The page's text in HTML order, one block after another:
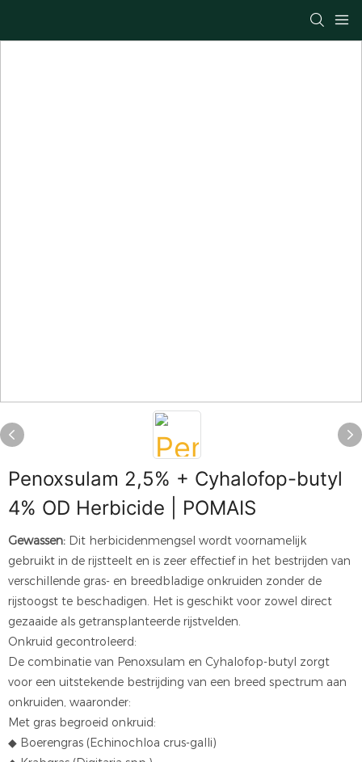
Penoxsulam 2,5% + Cyhalofop-butyl
4% OD Herbicide | POMAIS
Gewassen: Dit herbicidenmengsel wordt voornamelijk
gebruikt in de rijstteelt en is zeer effectief in het bestrijden van
verschillende gras- en breedbladige onkruiden zonder de
rijstoogst te beschadigen. Het is geschikt voor zowel direct
gezaaide als getransplanteerde rijstvelden.
Onkruid gecontroleerd:
De combinatie van Penoxsulam en Cyhalofop-butyl zorgt
voor een uitstekende bestrijding van een breed spectrum aan
onkruiden, waaronder:
Met gras begroeid onkruid:
◆ Boerengras (Echinochloa crus-galli)